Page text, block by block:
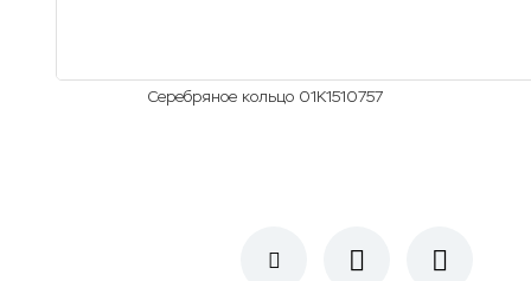
Серебряное кольцо 01К1510757